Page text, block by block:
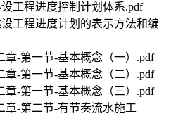
工程进度控制计划体系.pdf
工程进度计划的表示方法和编
章-第一节-基本概念（一）.pdf
章-第一节-基本概念（二）.pdf
章-第一节-基本概念（三）.pdf
章-第二节-有节奏流水施工